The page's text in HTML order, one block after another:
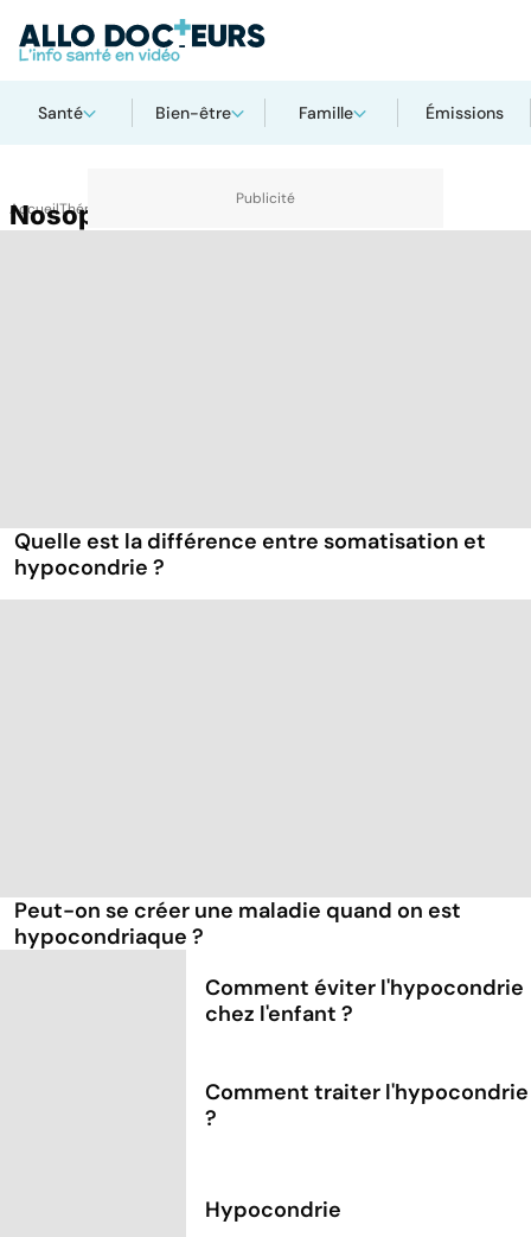
Santé Bien-être Famille Émissions
AccueilThématiques
Nosophobie
Quelle est la différence entre somatisation et
hypocondrie ?
Peut-on se créer une maladie quand on est
hypocondriaque ?
Comment éviter l'hypocondrie
chez l'enfant ?
Comment traiter l'hypocondrie
?
Hypocondrie